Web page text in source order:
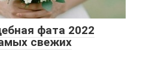
фата 2022
свежих